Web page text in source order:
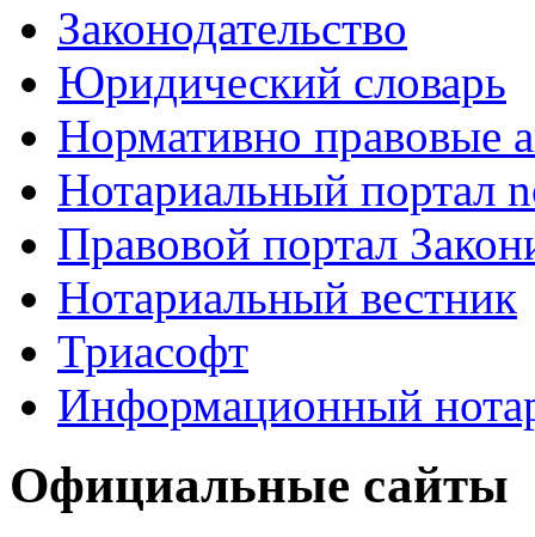
Законодательство
Юридический словарь
Нормативно правовые
Нотариальный портал
Правовой портал
Нотариальный вестник
Триасофт
Информационный
Официальные сайты